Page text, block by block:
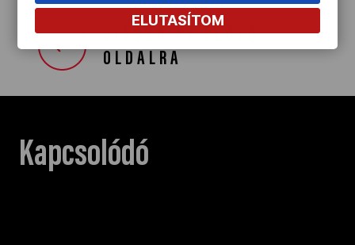
VISSZA AZ ELŐZŐ
OLDALRA
Kapcsolódó
ELUTASÍTOM